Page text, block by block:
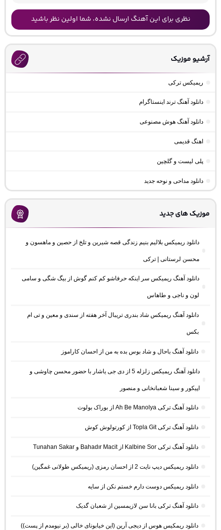
نظری برای این آهنگ ارسال نشده، شما اولین نظر باشید
آرشیو موزیک
ریمیکس ترکی
دانلود آهنگ ترند اینستاگرام
دانلود آهنگ هوش مصنوعی
اهنگ قدیمی
پلی لیست و گلچین
دانلود مداحی و نوحه جدید
موزیک های جدید
دانلود ریمیکس بلالیم بنیم زندگی قصه شیرین و تلخ از حصین و ماهسون و
محسن لرستانی | ترکی
دانلود آهنگ ریمیکس سر اینکه حرفاشو کم کنم گوش از بیگ شگی و سامی
لون و ناجی و طاهاس
دانلود آهنگ ریمیکس شاد بندری تریبال آخر هفته از سندی و معین و تی ام
بکس
دانلود آهنگ باحال و شاد بوس بده به من از احسان کاراموز
دانلود آهنگ ریمیکس زلزله 5 از دی جی یاشار با حضور محسن چاوشی و
اپیکور و سینا شعبانخانی و منصور
دانلود آهنگ ترکی Ah Be Manolya از بوراک بولوت
دانلود آهنگ ترکی Topla Git از کورتولوش کوش
دانلود آهنگ ترکی Kalbine Sor از Bahadır Macit و Tunahan Sakar
دانلود ریمیکس دیپ نایت 2 از احسان رمزی (ریمیکس طولانی غمگین)
دانلود ریمیکس دوست دارم خستم نکن از سایه
دانلود آهنگ ترکی بانا سن لازیمسین از شعبان گدیک
دانلود ریمکیس هوس از دیجی آرین (این خیابونای خالی (بر نیومدم از پست))